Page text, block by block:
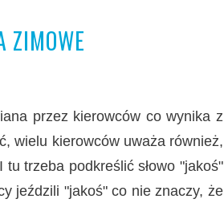
ZIMOWE
przez kierowców co wynika z
wielu kierowców uważa również,
trzeba podkreślić słowo "jakoś"
jeździli "jakoś" co nie znaczy, że